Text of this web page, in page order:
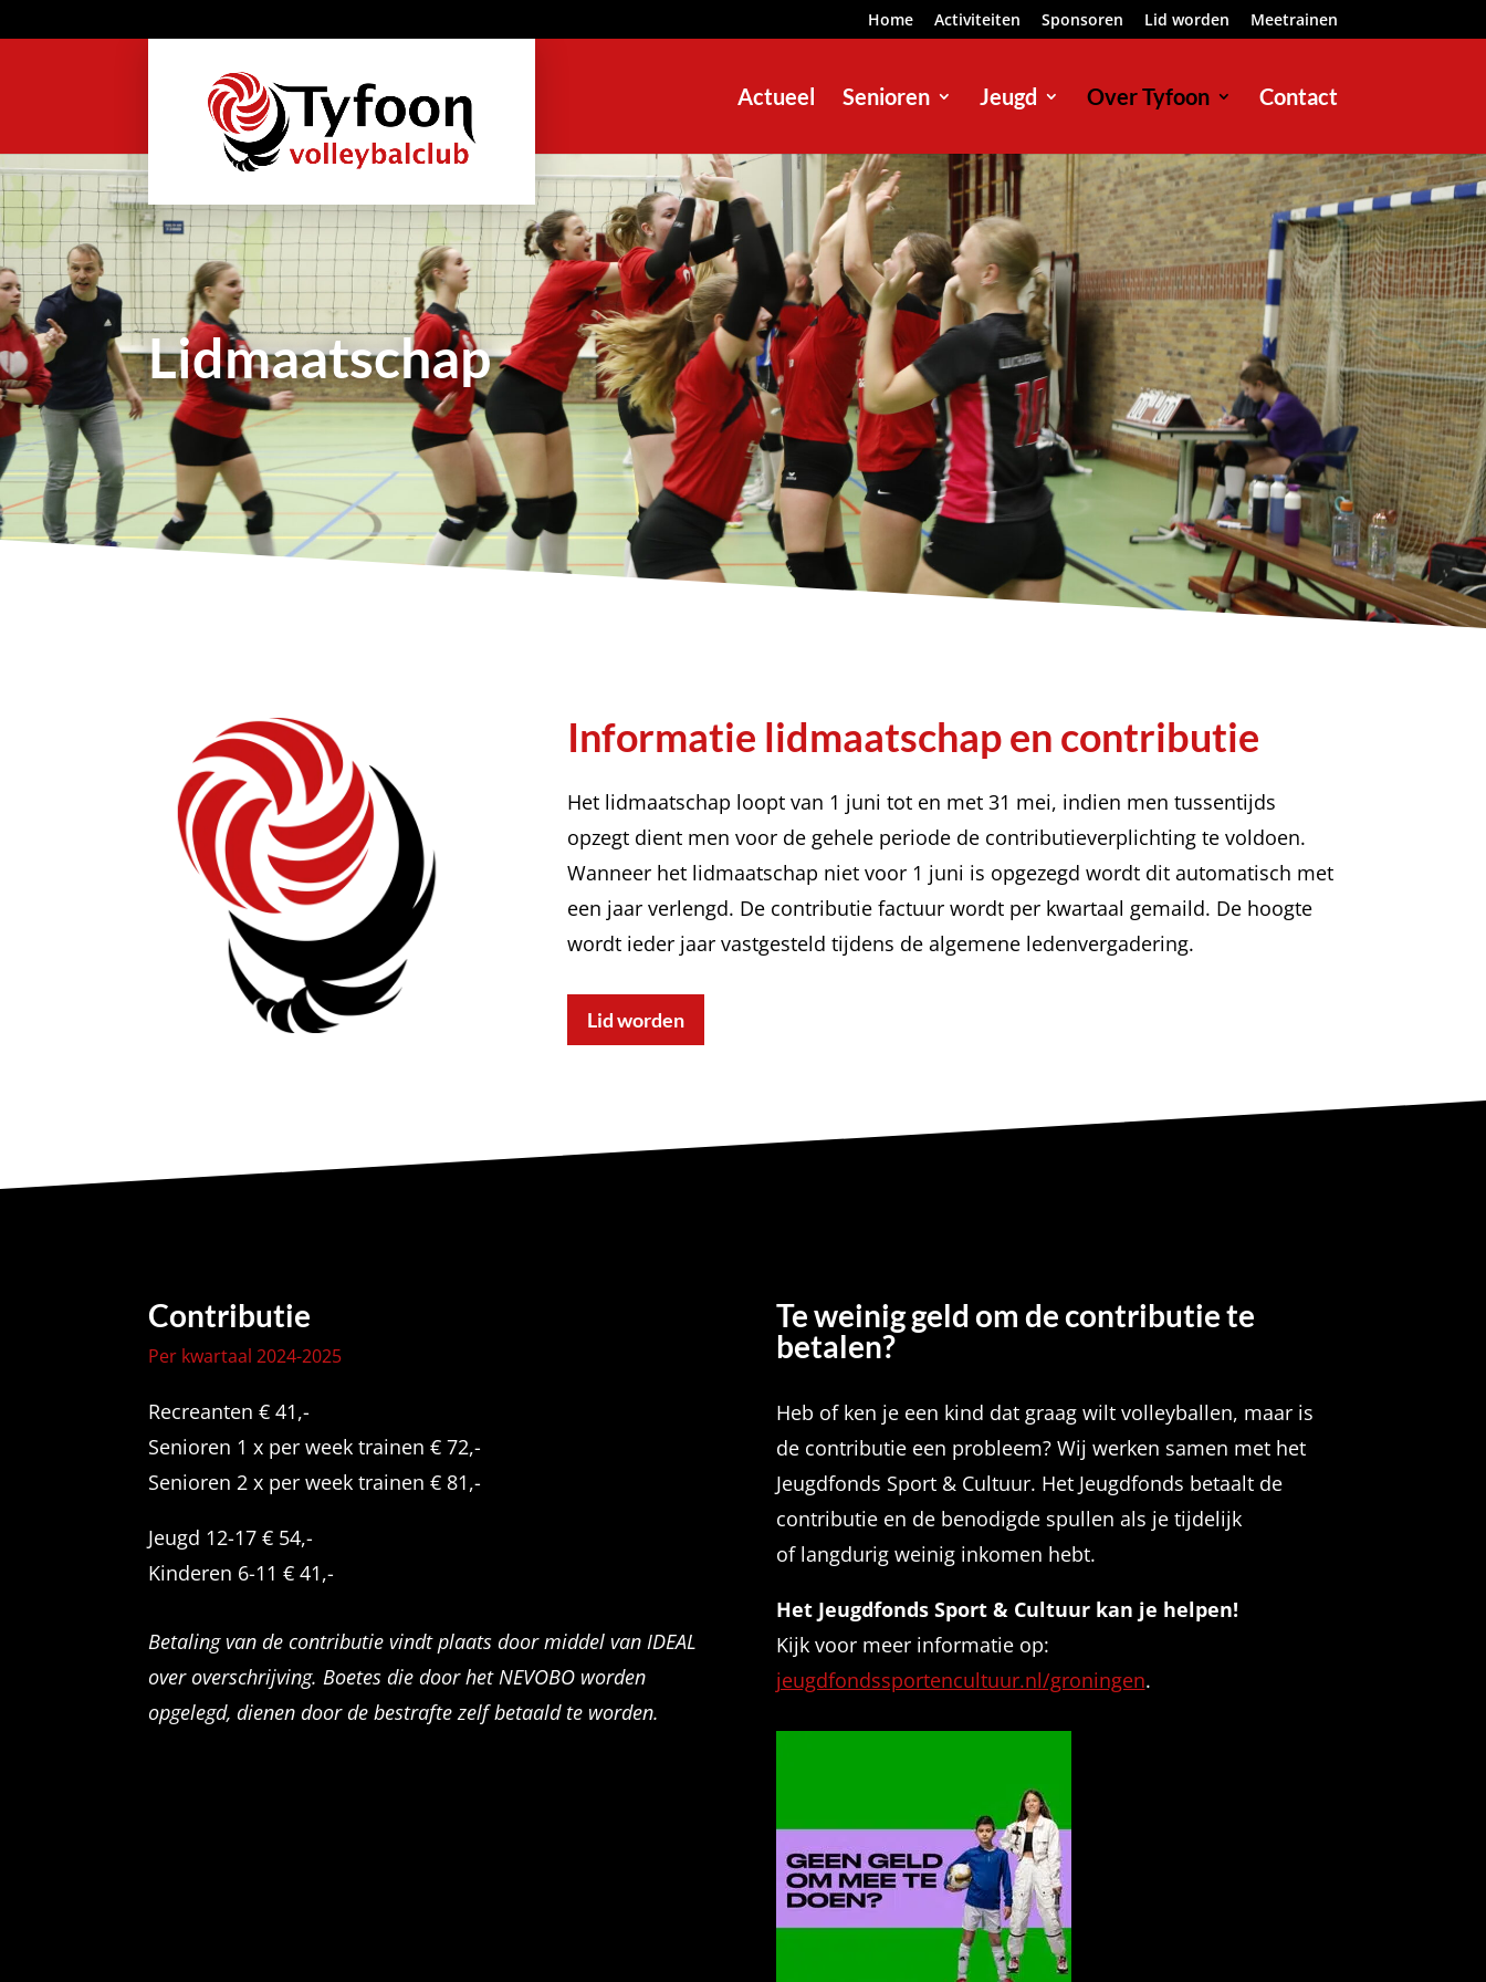
Home Activiteiten Sponsoren Lid worden Meetrainen
Actueel Senioren Jeugd Over Tyfoon Contact
Lidmaatschap
Informatie lidmaatschap en contributie
Het lidmaatschap loopt van 1 juni tot en met 31 mei, indien men tussentijds
opzegt dient men voor de gehele periode de contributieverplichting te voldoen.
Wanneer het lidmaatschap niet voor 1 juni is opgezegd wordt dit automatisch met
een jaar verlengd. De contributie factuur wordt per kwartaal gemaild. De hoogte
wordt ieder jaar vastgesteld tijdens de algemene ledenvergadering.
Lid worden
Contributie
Per kwartaal 2024-2025
Recreanten € 41,-
Senioren 1 x per week trainen € 72,-
Senioren 2 x per week trainen € 81,-
Jeugd 12-17 € 54,-
Kinderen 6-11 € 41,-
Betaling van de contributie vindt plaats door middel van IDEAL
over overschrijving. Boetes die door het NEVOBO worden
opgelegd, dienen door de bestrafte zelf betaald te worden.
Te weinig geld om de contributie te
betalen?
Heb of ken je een kind dat graag wilt volleyballen, maar is
de contributie een probleem? Wij werken samen met het
Jeugdfonds Sport & Cultuur. Het Jeugdfonds betaalt de
contributie en de benodigde spullen als je tijdelijk
of langdurig weinig inkomen hebt.
Het Jeugdfonds Sport & Cultuur kan je helpen!
Kijk voor meer informatie op:
jeugdfondssportencultuur.nl/groningen.